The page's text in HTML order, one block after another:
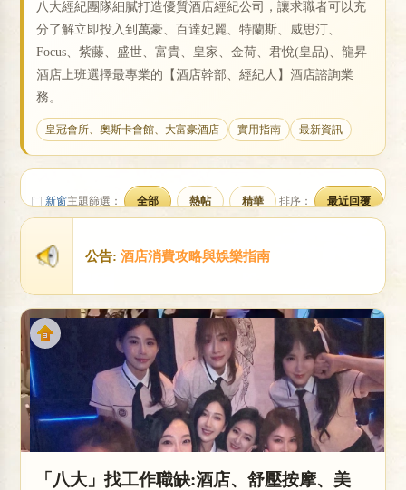
八大經紀團隊細膩打造優質酒店經紀公司，讓求職者可以充
分了解立即投入到萬豪、百達妃麗、特蘭斯、威思汀、
Focus、紫藤、盛世、富貴、皇家、金荷、君悅(皇品)、龍昇
酒店上班選擇最專業的【酒店幹部、經紀人】酒店諮詢業
務。
皇冠會所、奧斯卡會館、大富豪酒店 實用指南 最新資訊
新窗主題篩選： 全部 熱帖 精華 排序： 最近回覆
公告: 酒店消費攻略與娛樂指南
「八大」找工作職缺:酒店、舒壓按摩、美